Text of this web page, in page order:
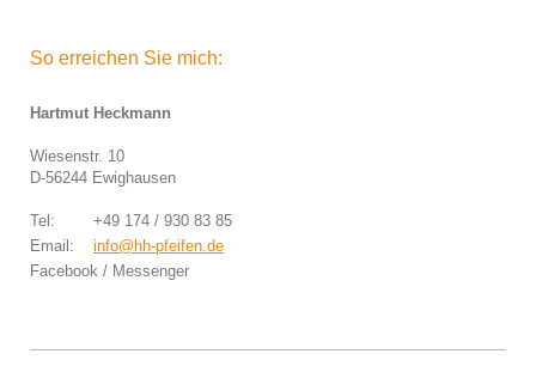
So erreichen Sie mich:
Hartmut Heckmann
Wiesenstr. 10
D-56244 Ewighausen
Tel: +49 174 / 930 83 85
Email: info@hh-pfeifen.de
Facebook / Messenger